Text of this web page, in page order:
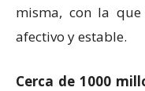
misma, con la
afectivo y estable.
Cerca de 1000